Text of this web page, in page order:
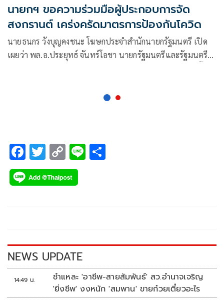
นายกฯ ขอความร่วมมือผู้ประกอบการจัด
สงกรานต์ เคร่งครัดมาตรการป้องกันโควิด
นายธนกร วังบุญคงชนะ โฆษกประจำสำนักนายกรัฐมนตรี เปิด
เผยว่า พล.อ.ประยุทธ์ จันทร์โอชา นายกรัฐมนตรีและรัฐมนตรี
F
ac
e
k
T
wi
tt
C
o
p
k
Li
NEWS UPDATE
14:49 น.
ชำแหละ 'อาชีพ-สายสัมพันธ์' สว.อำนาจเจริญ
'ยิ่งชีพ' งงหนัก 'สมพาน' ขายก๋วยเตี๋ยวอะไร